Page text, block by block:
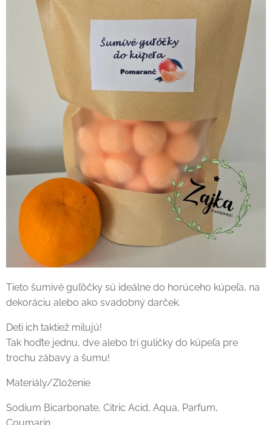
Tieto šumivé guľôčky sú ideálne do horúceho kúpeľa, na
dekoráciu alebo ako svadobný darček.
Deti ich taktiež milujú!
Tak hoďte jednu, dve alebo tri guličky do kúpeľa pre
trochu zábavy a šumu!
Materiály/Zloženie
Sodium Bicarbonate, Citric Acid, Aqua, Parfum,